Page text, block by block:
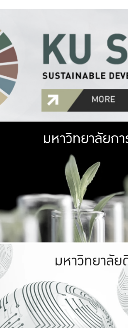
มห
เกษตรศาสต
เป็นป่
เกษตรในเมือง
ที่นับร
มหาวิทยาลัยก
มหาวิทยาลัยรับ
ร่วมมือ
มหาวิทยาลั